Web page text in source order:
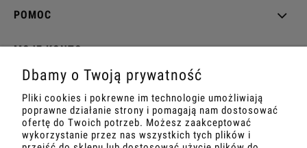
POMOC
MOJE KONTO
PŁATNOŚCI I DOSTAWA
INFORMACJE
Dbamy o Twoją prywatność
Pliki cookies i pokrewne im technologie umożliwiają
poprawne działanie strony i pomagają nam dostosować
ofertę do Twoich potrzeb. Możesz zaakceptować
wykorzystanie przez nas wszystkich tych plików i